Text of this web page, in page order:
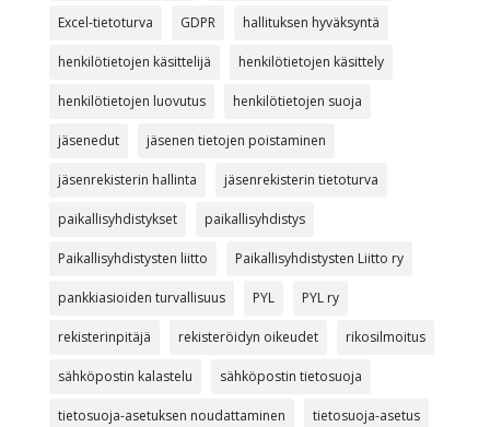
Excel-tietoturva GDPR hallituksen hyväksyntä
henkilötietojen käsittelijä henkilötietojen käsittely
henkilötietojen luovutus henkilötietojen suoja
jäsenedut jäsenen tietojen poistaminen
jäsenrekisterin hallinta jäsenrekisterin tietoturva
paikallisyhdistykset paikallisyhdistys
Paikallisyhdistysten liitto Paikallisyhdistysten Liitto ry
pankkiasioiden turvallisuus PYL PYL ry
rekisterinpitäjä rekisteröidyn oikeudet rikosilmoitus
sähköpostin kalastelu sähköpostin tietosuoja
tietosuoja-asetuksen noudattaminen tietosuoja-asetus